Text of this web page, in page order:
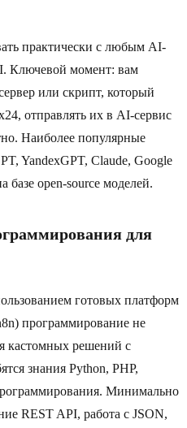
практически с любым AI-
Ключевой момент: вам
или скрипт, который
отправлять их в AI-сервис
Наиболее популярные
YandexGPT, Claude, Google
базе open-source моделей.
для
готовых платформ
программирование не
кастомных решений с
знания Python, PHP,
Минимально
REST API, работа с JSON,